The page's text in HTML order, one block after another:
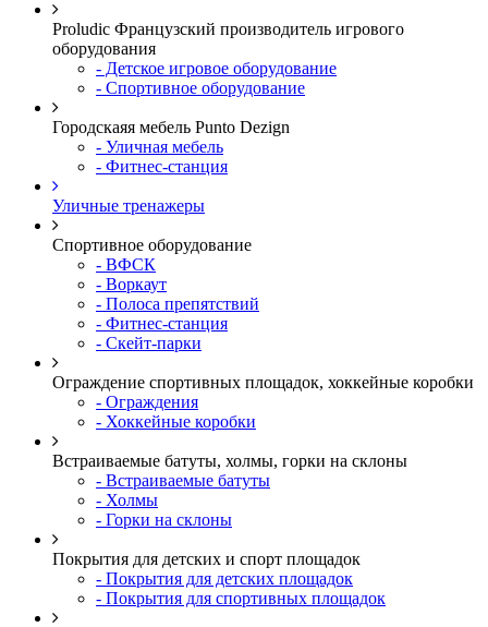
Proludic Французский производитель игрового
оборудования
- Детское игровое оборудование
- Спортивное оборудование
Городскаяя мебель Punto Dezign
- Уличная мебель
- Фитнес-станция
Уличные тренажеры
Спортивное оборудование
- ВФСК
- Воркаут
- Полоса препятствий
- Фитнес-станция
- Скейт-парки
Ограждение спортивных площадок, хоккейные коробки
- Ограждения
- Хоккейные коробки
Встраиваемые батуты, холмы, горки на склоны
- Встраиваемые батуты
- Холмы
- Горки на склоны
Покрытия для детских и спорт площадок
- Покрытия для детских площадок
- Покрытия для спортивных площадок